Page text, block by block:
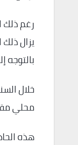
رغم ذلك
يزال
بالتوجه
محلي
هذه